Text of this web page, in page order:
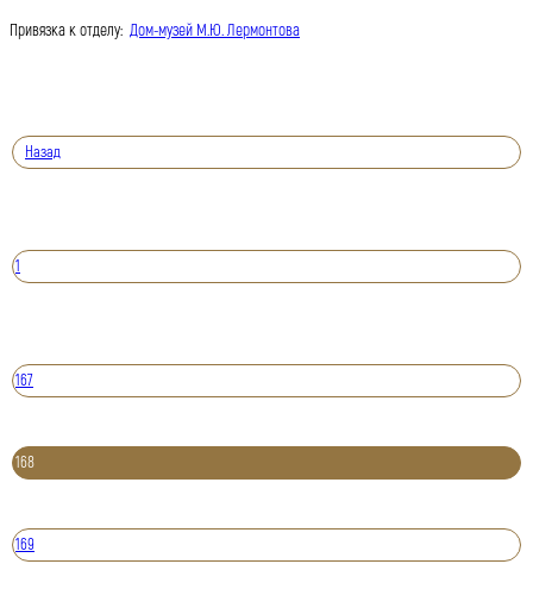
Привязка к отделу: Дом-музей М.Ю. Лермонтова
Назад
1
167
168
169